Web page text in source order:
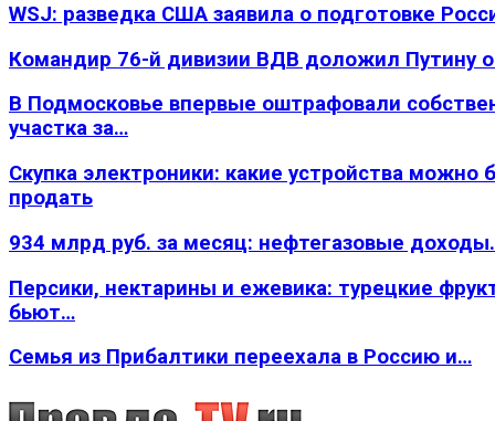
WSJ: разведка США заявила о подготовке
Командир 76-й дивизии ВДВ доложил Путину
В Подмосковье впервые оштрафовали
участка за…
Скупка электроники: какие устройства можно
продать
934 млрд руб. за месяц: нефтегазовые
Персики, нектарины и ежевика: турецкие
бьют…
Семья из Прибалтики переехала в Россию и…